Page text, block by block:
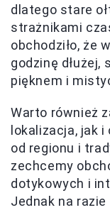
dlatego stare
strażnikami
obchodziło, że
godzinę
pięknem i
Warto również
lokalizacja, jak
od regionu i
zechcemy
dotykowych i
Jednak na